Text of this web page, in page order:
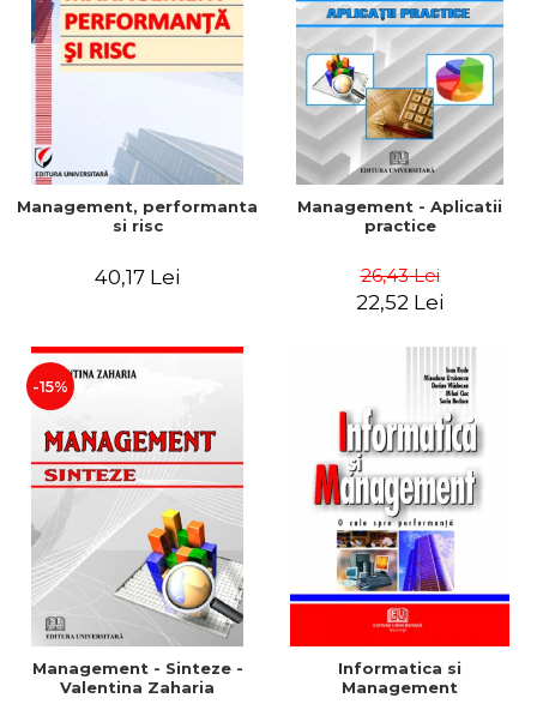
Management, performanta
si risc
40,17 Lei
Management - Aplicatii
practice
26,43 Lei
22,52 Lei
-15%
Management - Sinteze -
Valentina Zaharia
Informatica si
Management